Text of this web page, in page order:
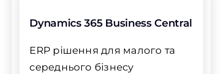
Dynamics 365 Business Central
ERP рішення для малого та
середнього бізнесу